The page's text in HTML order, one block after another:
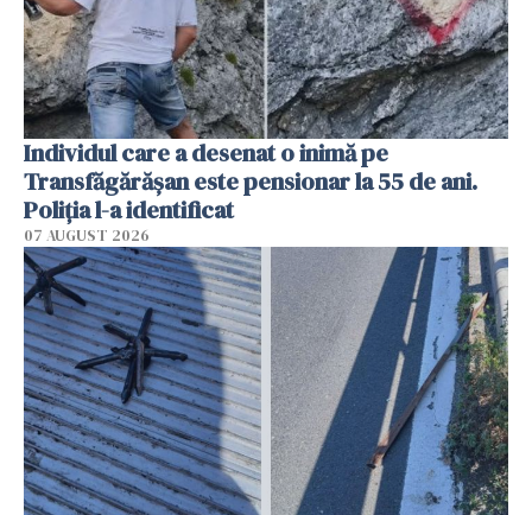
Individul care a desenat o inimă pe
Transfăgărășan este pensionar la 55 de ani.
Poliția l-a identificat
07 AUGUST 2026